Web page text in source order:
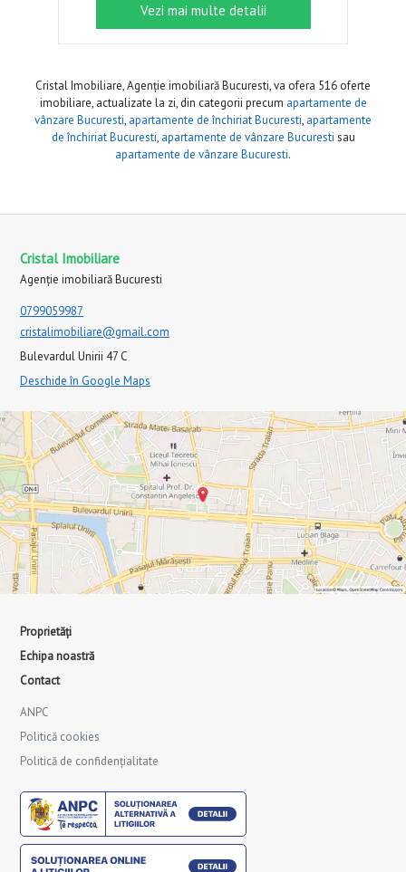
Vezi mai multe detalii
Cristal Imobiliare, Agenție imobiliară Bucuresti, va ofera 516 oferte
imobiliare, actualizate la zi, din categorii precum apartamente de
vânzare Bucuresti, apartamente de închiriat Bucuresti, apartamente
de închiriat Bucuresti, apartamente de vânzare Bucuresti sau
apartamente de vânzare Bucuresti.
Cristal Imobiliare
Agenție imobiliară Bucuresti
0799059987
cristalimobiliare@gmail.com
Bulevardul Unirii 47 C
Deschide în Google Maps
Proprietăți
Echipa noastră
Contact
ANPC
Politică cookies
Politică de confidențialitate